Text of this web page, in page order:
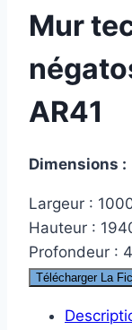
Mur
AR41
Dimensions :
Largeur :
Hauteur :
Profondeur :
Télécharger La